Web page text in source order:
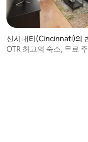
점 만점), 후기 118개
신시내티(Cincinnati)의
미니엄
OTR 최고의 숙소, 무료